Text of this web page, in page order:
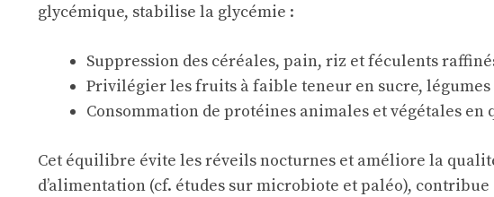
glycémique, stabilise la glycémie :
Suppression des céréales, pain, riz et féculents
Privilégier les fruits à faible teneur en sucre,
Consommation de protéines animales et végétales
Cet équilibre évite les réveils nocturnes et améliore la
d’alimentation (cf. études sur microbiote et paléo), contribue